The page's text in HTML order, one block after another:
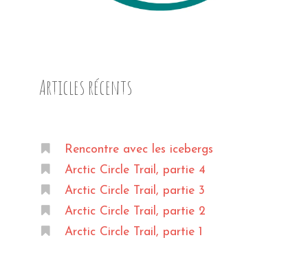
Articles récents
Rencontre avec les icebergs
Arctic Circle Trail, partie 4
Arctic Circle Trail, partie 3
Arctic Circle Trail, partie 2
Arctic Circle Trail, partie 1